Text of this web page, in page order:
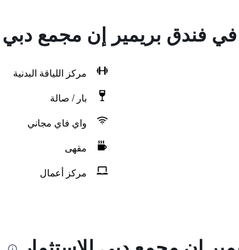
في فندق بريمير إن مجمع دبي
مركز اللياقة البدنية
بار / صالة
واي فاي مجاني
مقهى
مركز أعمال